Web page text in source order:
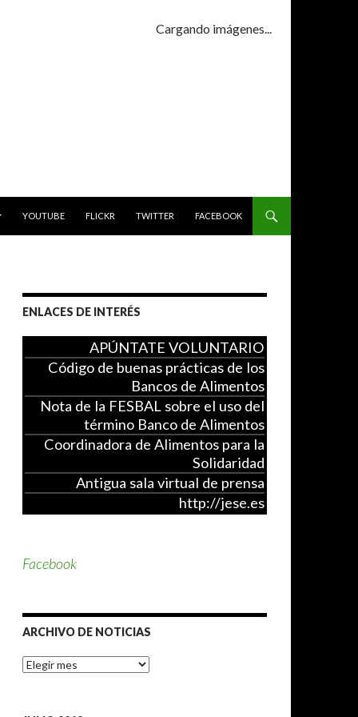
Cargando imágenes...
YOUTUBE FLICKR TWITTER FACEBOOK
ENLACES DE INTERÉS
APÚNTATE VOLUNTARIO
Código de buenas prácticas de los
Bancos de Alimentos
Nota de la FESBAL sobre el uso del
término Banco de Alimentos
Coordinadora de Alimentos para la
Solidaridad
Antigua sala virtual de prensa
http://jese.es
Facebook
ARCHIVO DE NOTICIAS
A
r